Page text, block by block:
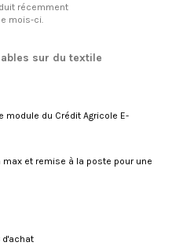
récemment
mois-ci.
sur du textile
module du Crédit Agricole E-
et remise à la poste pour une
d'achat